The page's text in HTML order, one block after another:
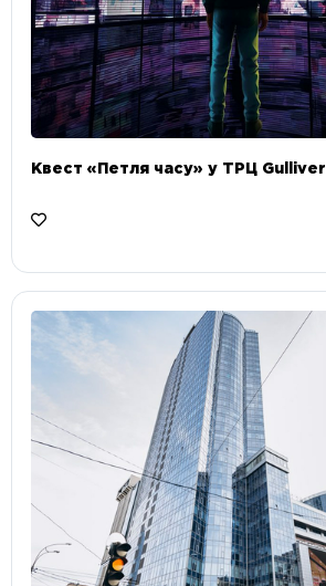
Квест «Петля часу» у ТРЦ Gulliver